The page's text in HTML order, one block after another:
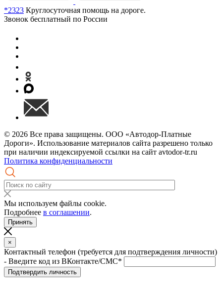
*2323 Круглосуточная помощь на дороге.
Звонок бесплатный по России
© 2026 Все права защищены. ООО «Автодор-Платные
Дороги». Использование материалов сайта разрешено только
при наличии индексируемой ссылки на сайт avtodor-tr.ru
Политика конфиденциальности
Мы используем файлы cookie.
Подробнее в соглашении.
Принять
×
Контактный телефон (требуется для подтверждения личности)
- Введите код из ВКонтакте/СМС*
Подтвердить личность